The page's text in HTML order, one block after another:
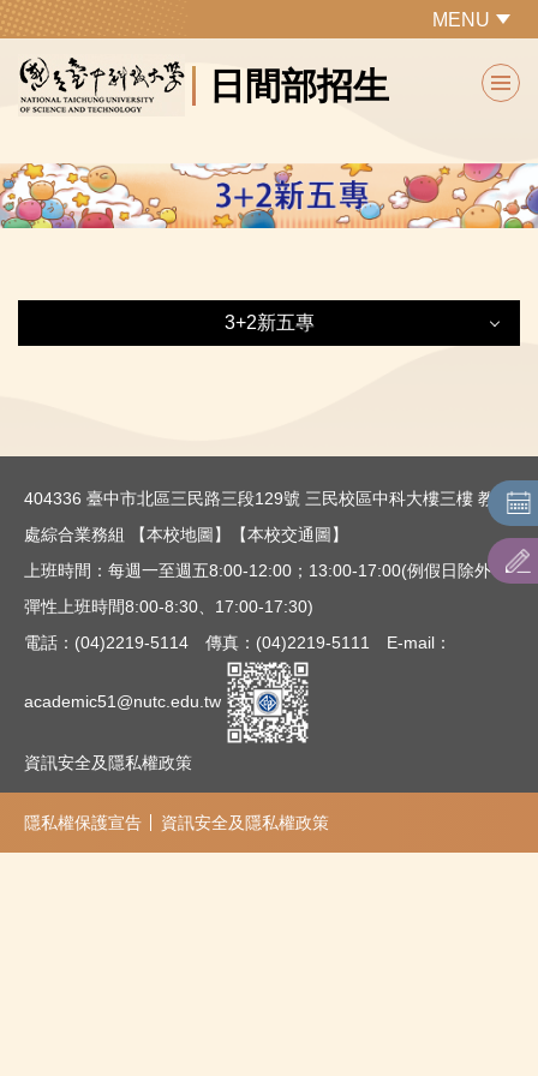
跳
主
要
容
區
日間部招生
MENU
3+2新五專
最新消息
招生重要日程
招生專班及名額
招生簡章
404336 臺中市北區三民路三段129號 三民校區中科大樓三樓 教務
處綜合業務組
【本校地圖】
【本校交通圖】
上班時間：每週一至週五8:00-12:00；13:00-17:00(例假日除外；
彈性上班時間8:00-8:30、17:00-17:30)
電話：(04)2219-5114 傳真：(04)2219-5111 E-mail：
academic51@nutc.edu.tw
資訊安全及隱私權政策
隱私權保護宣告 資訊安全及隱私權政策